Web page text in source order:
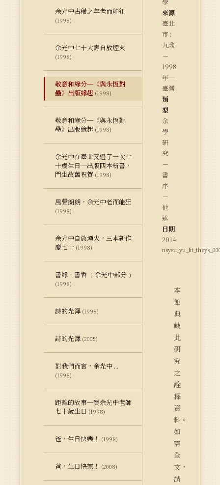
余光中古稀之年老而能狂
(1998)
余光中七十大壽自放煙火
(1998)
敬意和緣分─《與永恆對
壘》出版緣起 (1998)
敬意和緣分─《與永恆對
壘》出版緣起 (1998)
余光中在臺北又過了一次七
十歲生日─出版四本新書，
門生故舊祝賀 (1998)
風聲朗朗，余光中老而能狂
(1998)
余光中自放煙火，三本新作
慶七十 (1998)
書緣‧書香 ﹝余光中部分﹞
(1998)
詩的光澤 (1998)
詩的光澤 (2005)
對我們而言，余光中 ...
(1998)
距離的故事─賀余光中老師
七十歲生日 (1998)
爸，生日快樂！ (1998)
爸，生日快樂！ (2008)
來源
臺北
市 :
九歌
－
1998
年─
臺灣
類
型
余
學
研
究
－
書
序
－
他
述
日期
2014
本
館
典
藏
此
研
究
之
詮
釋
資
料。
如
需
全
文，
請